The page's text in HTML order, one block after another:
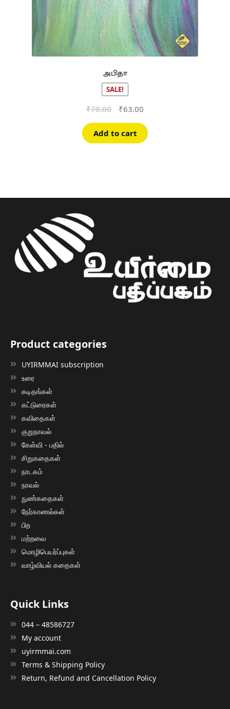
அபிதா
SALE!
₹70.00
Original
was:
₹70.00.
₹63.00Current
is:
₹63.00.
Add to cart
Product categories
UYIRMMAI subscription
உரை
கடிதங்கள்
கட்டுரைகள்
கவிதைகள்
குறுநாவல்
கேள்வி - பதில்
சிறுகதைகள்
நாடகம்
நாவல்
நுண்கதைகள்
நேர்காணல்கள்
பிற
மற்றவை
மொழிபெயர்ப்புகள்
வாழ்வியல் கதைகள்
Quick Links
044 – 48586727
My account
uyirmmai.com
Terms & Shipping Policy
Return, Refund and Cancellation Policy